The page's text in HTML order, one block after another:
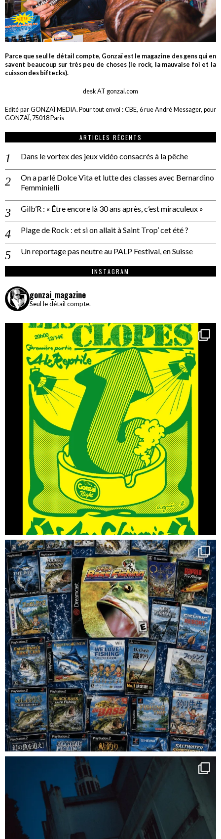
Parce que seul le détail compte, Gonzaï est le magazine des gens qui en
savent beaucoup sur très peu de choses (le rock, la mauvaise foi et la
cuisson des biftecks).
desk AT gonzai.com
Edité par GONZAÏ MEDIA. Pour tout envoi : CBE, 6 rue André Messager, pour
GONZAÏ, 75018 Paris
ARTICLES RÉCENTS
Dans le vortex des jeux vidéo consacrés à la pêche
On a parlé Dolce Vita et lutte des classes avec Bernardino
Femminielli
Gilb’R : « Être encore là 30 ans après, c’est miraculeux »
Plage de Rock : et si on allait à Saint Trop’ cet été ?
Un reportage pas neutre au PALP Festival, en Suisse
INSTAGRAM
gonzai_magazine
Seul le détail compte.